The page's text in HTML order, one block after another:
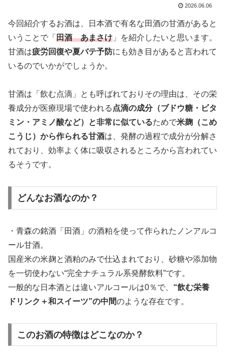
2026.06.06
今回紹介するお酒は、日本酒で有名な田酒の甘酒があると
いうことで「 田酒 あまさけ 」を紹介したいと思います。
甘酒は疲労回復や夏バテ予防にも効き目があると言われて
いるのでいかがでしょうか。
甘酒は「飲む点滴」とも呼ばれておりその理由は、その栄
養成分が医療現場で使われる 点滴の成分（ブドウ糖・ビタ
ミン・アミノ酸など）と非常に似ているためで米麹（こめ
こうじ）から作られる甘酒は、発酵の過程で成分が分解さ
れており、効率よく体に吸収されるところから言われてい
るそうです。
どんなお酒なのか？
・青森の銘酒「田酒」の酒粕を使って作られたノンアルコ
ール甘酒。
国産米の米麹と酒粕のみで仕込まれており、砂糖や添加物
を一切使わない“完全ナチュラル系発酵飲料”です。
一般的な日本酒とは違いアルコールは0％で、 “飲む栄養
ドリンク＋和スイーツ”の中間のような存在です。
このお酒の特徴はどこなのか？